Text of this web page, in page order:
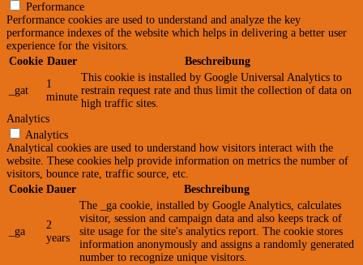
Performance
Performance cookies are used to understand and analyze the key
performance indexes of the website which helps in delivering a better user
experience for the visitors.
Cookie Dauer Beschreibung
_gat
1
minute
This cookie is installed by Google Universal Analytics to
restrain request rate and thus limit the collection of data on
high traffic sites.
Analytics
Analytics
Analytical cookies are used to understand how visitors interact with the
website. These cookies help provide information on metrics the number of
visitors, bounce rate, traffic source, etc.
Cookie Dauer Beschreibung
_ga
2
years
The _ga cookie, installed by Google Analytics, calculates
visitor, session and campaign data and also keeps track of
site usage for the site's analytics report. The cookie stores
information anonymously and assigns a randomly generated
number to recognize unique visitors.